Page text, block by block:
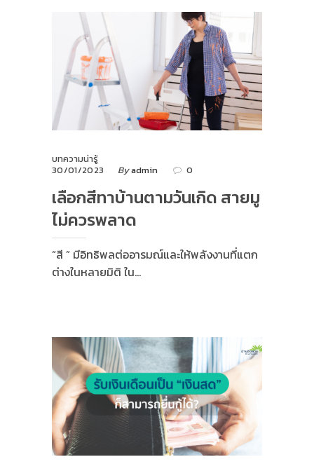
บทความน่ารู้
30/01/2023
Byadmin 0
เลือกสีทาบ้านตามวันเกิด สายมู
ไม่ควรพลาด
“สี ” มีอิทธิพลต่ออารมณ์และให้พลังงานที่แตก
ต่างในหลายมิติ ใน…